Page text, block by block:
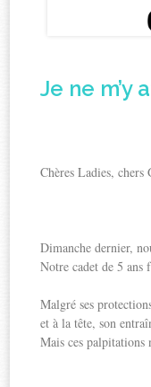
Je ne m’y
Chères Ladies, chers
Dimanche dernier,
Notre cadet de 5 ans
Malgré ses
et à la tête, son
Mais ces palpitations